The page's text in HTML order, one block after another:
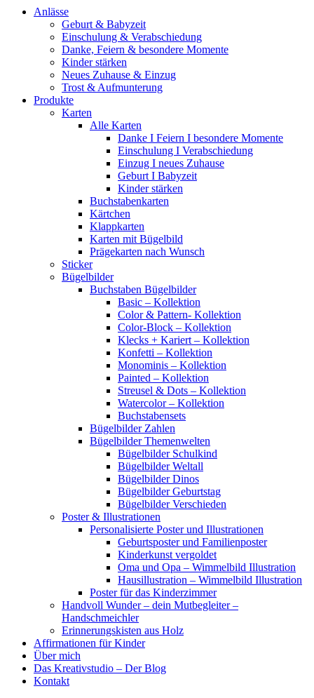
Anlässe
Geburt & Babyzeit
Einschulung & Verabschiedung
Danke, Feiern & besondere Momente
Kinder stärken
Neues Zuhause & Einzug
Trost & Aufmunterung
Produkte
Karten
Alle Karten
Danke I Feiern I besondere Momente
Einschulung I Verabschiedung
Einzug I neues Zuhause
Geburt I Babyzeit
Kinder stärken
Buchstabenkarten
Kärtchen
Klappkarten
Karten mit Bügelbild
Prägekarten nach Wunsch
Sticker
Bügelbilder
Buchstaben Bügelbilder
Basic – Kollektion
Color & Pattern- Kollektion
Color-Block – Kollektion
Klecks + Kariert – Kollektion
Konfetti – Kollektion
Monominis – Kollektion
Painted – Kollektion
Streusel & Dots – Kollektion
Watercolor – Kollektion
Buchstabensets
Bügelbilder Zahlen
Bügelbilder Themenwelten
Bügelbilder Schulkind
Bügelbilder Weltall
Bügelbilder Dinos
Bügelbilder Geburtstag
Bügelbilder Verschieden
Poster & Illustrationen
Personalisierte Poster und Illustrationen
Geburtsposter und Familienposter
Kinderkunst vergoldet
Oma und Opa – Wimmelbild Illustration
Hausillustration – Wimmelbild Illustration
Poster für das Kinderzimmer
Handvoll Wunder – dein Mutbegleiter –
Handschmeichler
Erinnerungskisten aus Holz
Affirmationen für Kinder
Über mich
Das Kreativstudio – Der Blog
Kontakt